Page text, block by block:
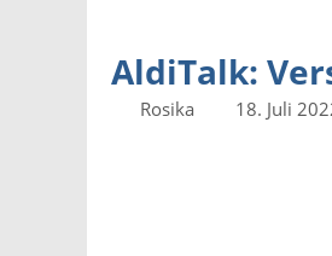
AldiTalk:
Rosika
18. Juli